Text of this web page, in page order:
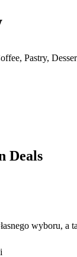
Pastry,
Deals
wyboru, a